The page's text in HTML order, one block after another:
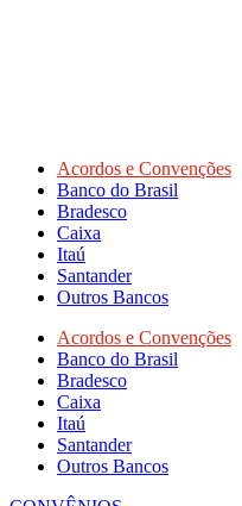
Acordos e Convenções
Banco do Brasil
Bradesco
Caixa
Itaú
Santander
Outros Bancos
Acordos e Convenções
Banco do Brasil
Bradesco
Caixa
Itaú
Santander
Outros Bancos